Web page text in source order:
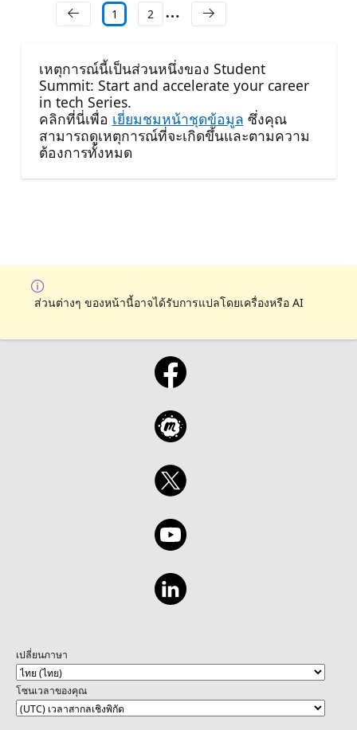
1 2
เหตุการณ์นี้เป็นส่วนหนึ่งของ Student
Summit: Start and accelerate your career
in tech Series.
คลิกที่นี่เพื่อ เยี่ยมชมหน้าชุดข้อมูล ซึ่งคุณ
สามารถดูเหตุการณ์ที่จะเกิดขึ้นและตามความ
ต้องการทั้งหมด
ส่วนต่างๆ ของหน้านี้อาจได้รับการแปลโดยเครื่องหรือ AI
เปลี่ยนภาษา
โซนเวลาของคุณ